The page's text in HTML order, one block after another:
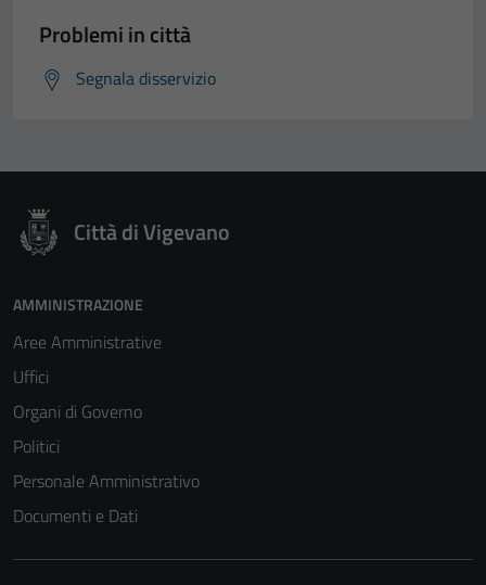
Problemi in città
Segnala disservizio
Città di Vigevano
AMMINISTRAZIONE
Aree Amministrative
Uffici
Organi di Governo
Politici
Personale Amministrativo
Documenti e Dati